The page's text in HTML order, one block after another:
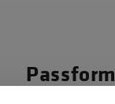
Passform